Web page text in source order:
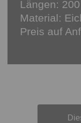
Längen:
Material:
Preis auf